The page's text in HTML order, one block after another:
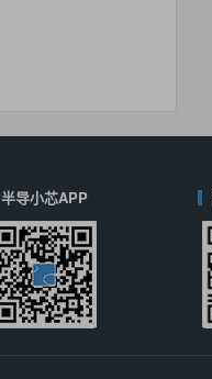
半导小芯APP